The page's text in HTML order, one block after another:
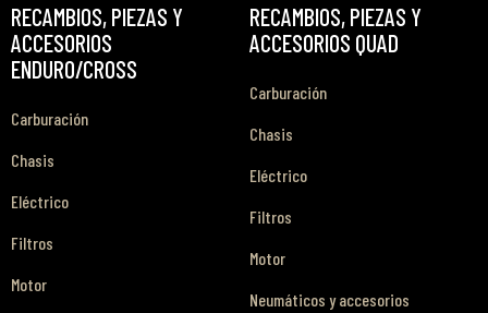
RECAMBIOS, PIEZAS Y
ACCESORIOS
ENDURO/CROSS
Carburación
Chasis
Eléctrico
Filtros
Motor
RECAMBIOS, PIEZAS Y
ACCESORIOS QUAD
Carburación
Chasis
Eléctrico
Filtros
Motor
Neumáticos y accesorios